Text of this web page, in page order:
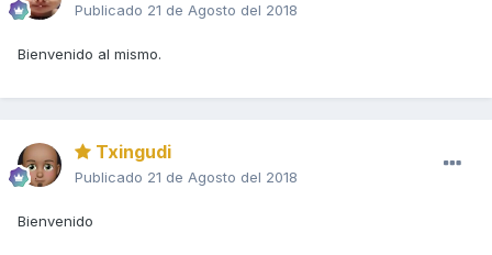
Publicado 21 de Agosto del 2018
Bienvenido al mismo.
Txingudi
Publicado 21 de Agosto del 2018
Bienvenido